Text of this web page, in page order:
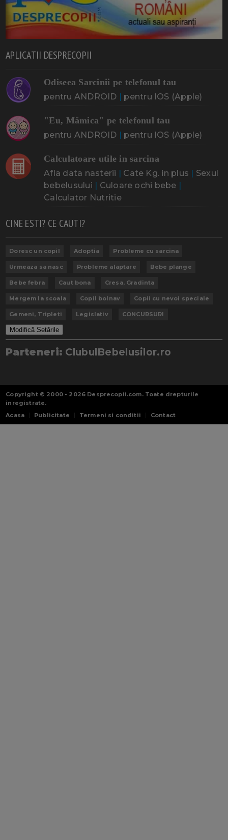
APLICATII DESPRECOPII
Odiseea Sarcinii pe telefonul tau
pentru ANDROID pentru IOS (Apple)
"Eu, Mămica" pe telefonul tau
pentru ANDROID pentru IOS (Apple)
Calculatoare utile in sarcina
Afla data nasterii Cate Kg. in plus
Sexul
bebelusului
Culoare ochi bebe
Calculator Nutritie
CINE ESTI? CE CAUTI?
Doresc un copil Adoptia Probleme cu sarcina
Urmeaza sa nasc Probleme alaptare Bebe plange
Bebe febra Caut bona Cresa, Gradinta
Mergem la scoala Copil bolnav Copii cu nevoi speciale
Gemeni, Tripleti Legislativ CONCURSURI
Modifică Setările
Parteneri: ClubulBebelusilor.ro
Copyright © 2000 - 2026 Desprecopii.com. Toate drepturile
inregistrate.
Acasa
Publicitate Termeni si conditii Contact